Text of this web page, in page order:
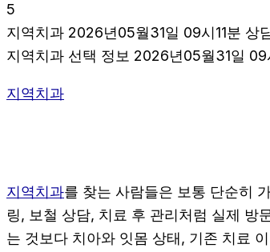
5
지역치과 2026년05월31일 09시11분 상
지역치과 선택 정보 2026년05월31일 09
지역치과
지역치과를 찾는 사람들은 보통 단순히
링, 보철 상담, 치료 후 관리처럼 실제 방
는 것보다 치아와 잇몸 상태, 기존 치료